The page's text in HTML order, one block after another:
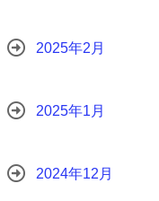
2025年2月
2025年1月
2024年12月